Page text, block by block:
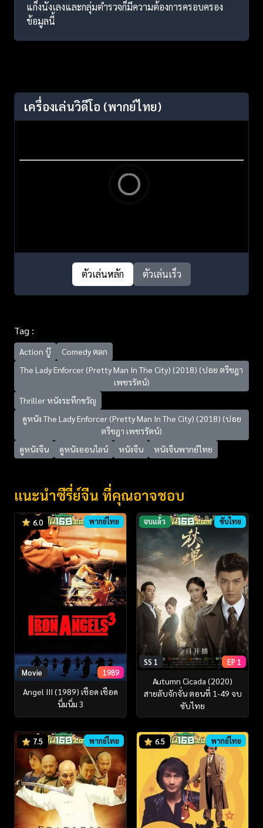
แก็งนังเลงและกลุ่มตำรวจก็มีความต้องการครอบครอง
ข้อมูลนี้
เครื่องเล่นวิดีโอ (พากย์ไทย)
ตัวเล่นหลัก ตัวเล่นเร็ว
Tag :
Action บู๊
Comedy ตลก
The Lady Enforcer (Pretty Man In The City) (2018) (ปอย ตรีชฎา
เพชรรัตน์)
Thriller หนังระทึกขวัญ
ดูหนัง The Lady Enforcer (Pretty Man In The City) (2018) (ปอย
ตรีชฎา เพชรรัตน์)
ดูหนังจีน
ดูหนังออนไลน์ หนังจีน หนังจีนพากย์ไทย
แนะนำซีรี่ย์จีน ที่คุณอาจชอบ
6.0 พากย์ไทย
Movie 1989
Angel III (1989) เชือด เชือด
นิ่มนิ่ม 3
จบแล้ว ซับไทย
SS 1 EP 1
Autumn Cicada (2020)
สายลับจักจั่น ตอนที่ 1-49 จบ
ซับไทย
7.5 พากย์ไทย 6.5 พากย์ไทย